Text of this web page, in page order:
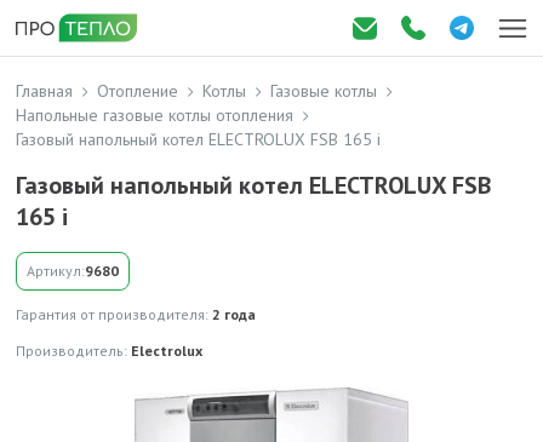
Главная Отопление Котлы
Газовые котлы
Напольные газовые котлы отопления
Газовый напольный котел ELECTROLUX FSB 165 i
Газовый напольный котел ELECTROLUX FSB
165 i
Артикул:9680
Гарантия от производителя: 2 года
Производитель: Electrolux